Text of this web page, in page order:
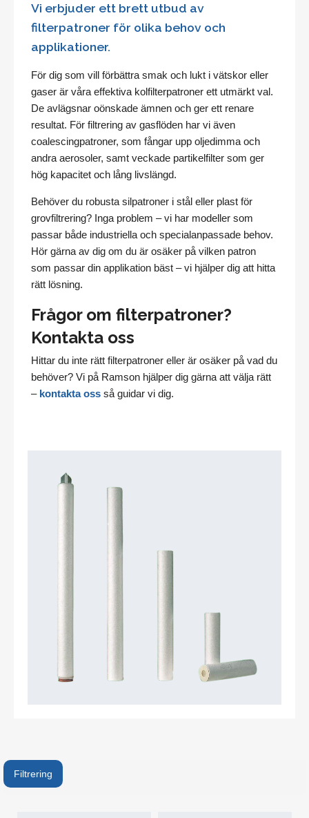
Vi erbjuder ett brett utbud av
filterpatroner för olika behov och
applikationer.
För dig som vill förbättra smak och lukt i vätskor eller
gaser är våra effektiva kolfilterpatroner ett utmärkt val.
De avlägsnar oönskade ämnen och ger ett renare
resultat. För filtrering av gasflöden har vi även
coalescingpatroner, som fångar upp oljedimma och
andra aerosoler, samt veckade partikelfilter som ger
hög kapacitet och lång livslängd.
Behöver du robusta silpatroner i stål eller plast för
grovfiltrering? Inga problem – vi har modeller som
passar både industriella och specialanpassade behov.
Hör gärna av dig om du är osäker på vilken patron
som passar din applikation bäst – vi hjälper dig att hitta
rätt lösning.
Frågor om filterpatroner?
Kontakta oss
Hittar du inte rätt filterpatroner eller är osäker på vad du
behöver? Vi på Ramson hjälper dig gärna att välja rätt
– kontakta oss så guidar vi dig.
Filtrering